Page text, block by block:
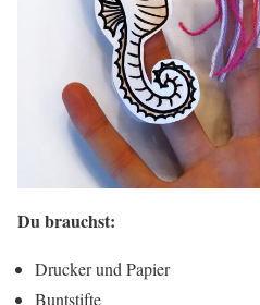
Du brauchst:
Drucker und Papier
Buntstifte